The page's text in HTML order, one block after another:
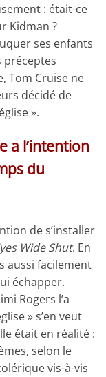
: était-ce
Kidman ?
ses enfants
préceptes
Tom Cruise ne
décidé de
».
a l’intention
du
de s’installer
Wide Shut. En
aussi facilement
échapper.
Rogers l’a
» s’en veut
était en réalité :
selon le
vis-à-vis